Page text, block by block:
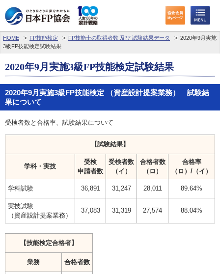
HOME FP技能検定 FP技能士の取得者数 及び 試験結果データ
2020年9月実施
3級FP技能検定試験結果
2020年9月実施3級FP技能検定試験結果
2020年9月実施3級FP技能検定 （資産設計提案業務） 試験結
果について
受検者数と合格率、試験結果について
【試験結果】
学科・実技
受検
申請者数
受検者数
（イ）
合格者数
（ロ）
合格率
（ロ）/（イ）
学科試験 36,891 31,247 28,011 89.64%
実技試験
（資産設計提案業務）
37,083 31,319 27,574 88.04%
【技能検定合格者】
業務 合格者数